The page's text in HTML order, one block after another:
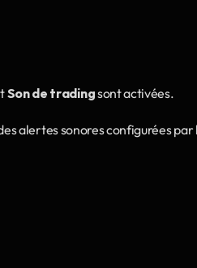
Son de trading sont activées.
alertes sonores configurées par